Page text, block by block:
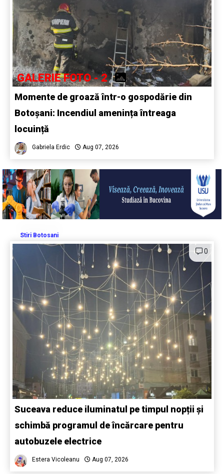
GALERIE FOTO - 2
Momente de groază într-o gospodărie din
Botoșani: Incendiul amenința întreaga
locuință
Gabriela Erdic Aug 07, 2026
Stiri Botosani
0
Suceava reduce iluminatul pe timpul nopții și
schimbă programul de încărcare pentru
autobuzele electrice
Estera Vicoleanu Aug 07, 2026